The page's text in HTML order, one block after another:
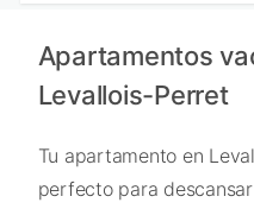
Apartamentos
Levallois-Perret
Tu apartamento en
perfecto para